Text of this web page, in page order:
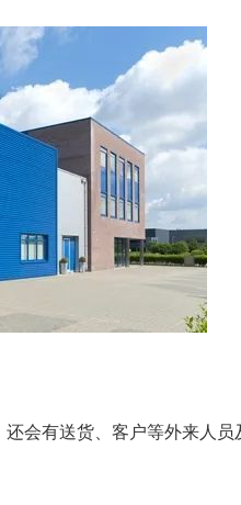
有送货、客户等外来人员